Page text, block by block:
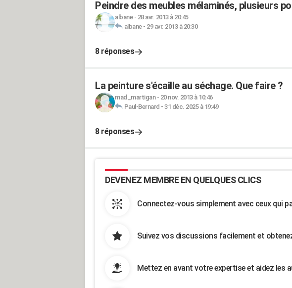
Peindre des meubles mélaminés, plusieurs
albane- 28 avr. 2013 à 20:45
albane- 29 avr. 2013 à 20:30
8 réponses
La peinture s'écaille au séchage. Que faire ?
mad_martigan- 20 nov. 2013 à 10:46
Paul-Bernard - 31 déc. 2025 à 19:49
8 réponses
DEVENEZ MEMBRE EN QUELQUES CLICS
Connectez-vous simplement avec ceux qui
Suivez vos discussions facilement et
Mettez en avant votre expertise et aidez les